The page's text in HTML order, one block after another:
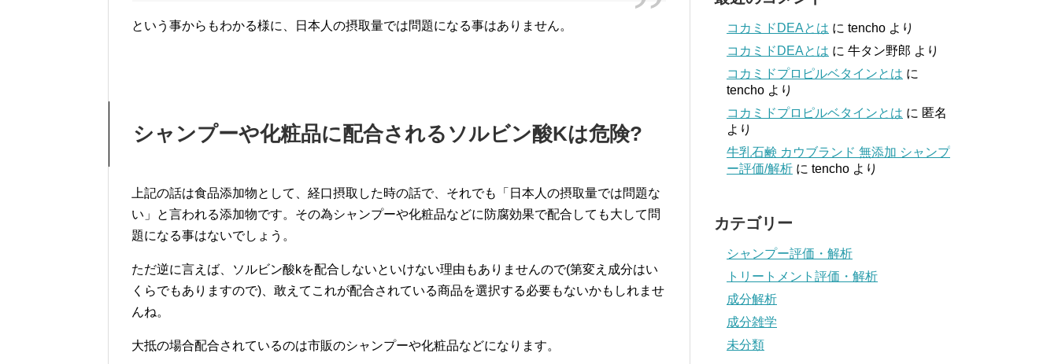
という事からもわかる様に、日本人の摂取量では問題になる事はありません。
シャンプーや化粧品に配合されるソルビン酸Kは危険?
上記の話は食品添加物として、経口摂取した時の話で、それでも「日本人の摂取量では問題な
い」と言われる添加物です。その為シャンプーや化粧品などに防腐効果で配合しても大して問
題になる事はないでしょう。
ただ逆に言えば、ソルビン酸kを配合しないといけない理由もありませんので(第変え成分はい
くらでもありますので)、敢えてこれが配合されている商品を選択する必要もないかもしれませ
んね。
大抵の場合配合されているのは市販のシャンプーや化粧品などになります。
コカミドDEAとは に tencho より
コカミドDEAとは に 牛タン野郎 より
コカミドプロピルベタインとは に
tencho より
コカミドプロピルベタインとは に 匿名
より
牛乳石鹸 カウブランド 無添加 シャンプ
ー評価/解析 に tencho より
カテゴリー
シャンプー評価・解析
トリートメント評価・解析
成分解析
成分雑学
未分類